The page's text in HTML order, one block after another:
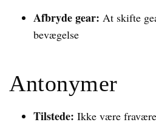
Afbryde gear: At skifte
bevægelse
Antonymer
Tilstede: Ikke være